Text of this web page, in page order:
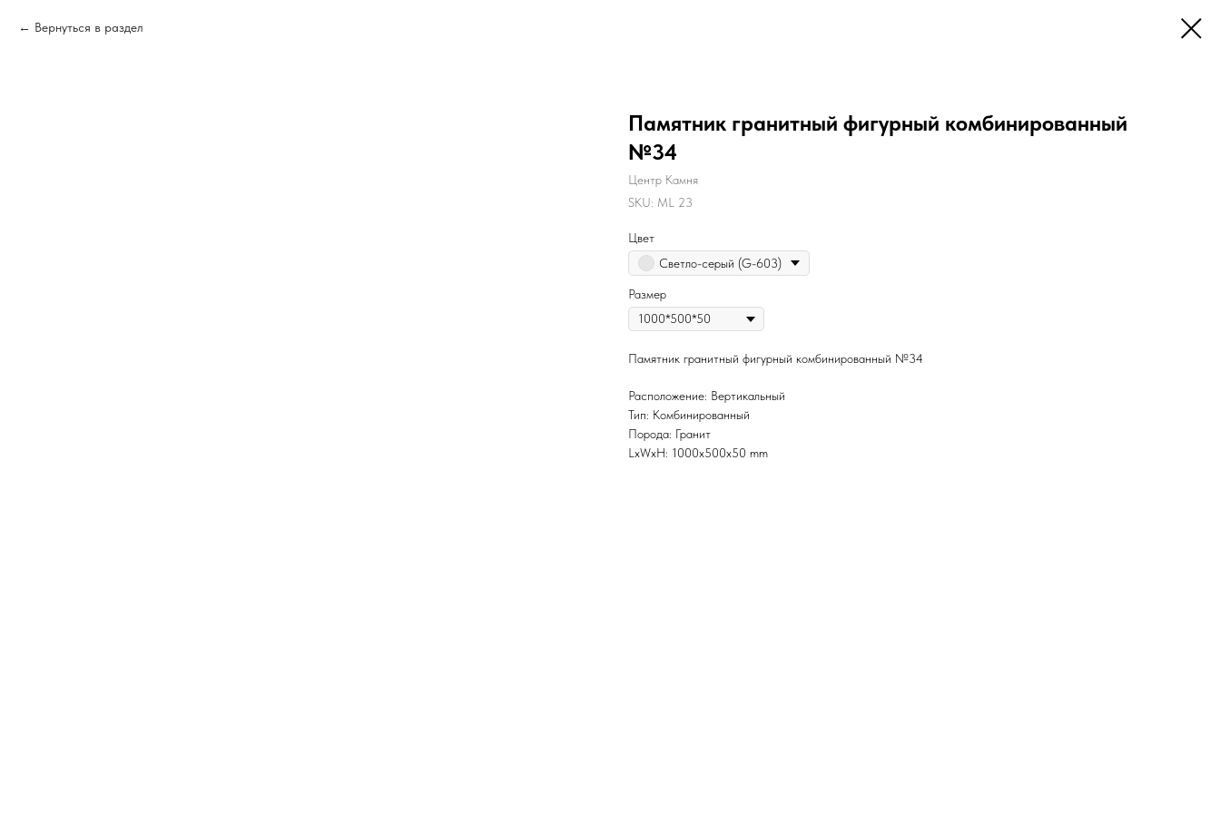
Вернуться в раздел
Памятник гранитный фигурный комбинированный
№34
Центр Камня
SKU: ML 23
Цвет
Светло-серый (G-603)
Размер
Памятник гранитный фигурный комбинированный №34
Расположение: Вертикальный
Тип: Комбинированный
Порода: Гранит
LxWxH: 1000x500x50 mm